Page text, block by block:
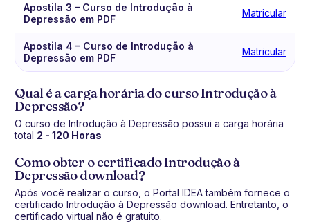
Apostila 3 – Curso de Introdução à
Depressão em PDF
Matricular
Apostila 4 – Curso de Introdução à
Depressão em PDF
Matricular
Qual é a carga horária do curso Introdução à
Depressão?
O curso de Introdução à Depressão possui a carga horária
total 2 - 120 Horas
Como obter o certificado Introdução à
Depressão download?
Após você realizar o curso, o Portal IDEA também fornece o
certificado Introdução à Depressão download. Entretanto, o
certificado virtual não é gratuito.